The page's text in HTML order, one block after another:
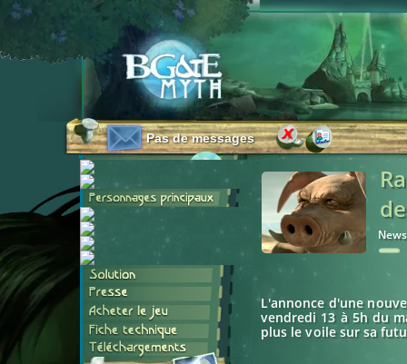
Pas de messages
L'annonce d'une
vendredi 13 à 5h du
plus le voile sur sa